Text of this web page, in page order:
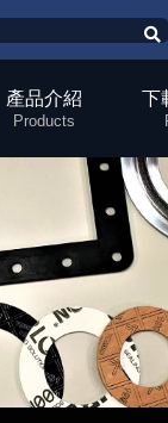
產品介紹
Products
下